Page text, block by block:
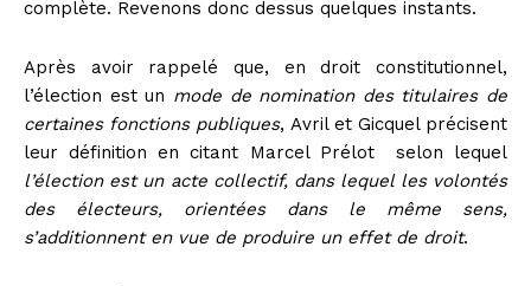
complète. Revenons donc dessus quelques instants.
Après avoir rappelé que, en droit constitutionnel,
l’élection est un mode de nomination des titulaires de
certaines fonctions publiques, Avril et Gicquel précisent
leur définition en citant Marcel Prélot
selon lequel
l’élection est un acte collectif, dans lequel les volontés
des électeurs, orientées dans le même sens,
s’additionnent en vue de produire un effet de droit.